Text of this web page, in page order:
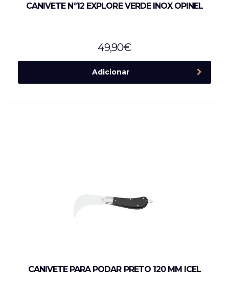
CANIVETE Nº12 EXPLORE VERDE INOX OPINEL
49,90€
Adicionar
CANIVETE PARA PODAR PRETO 120 MM ICEL